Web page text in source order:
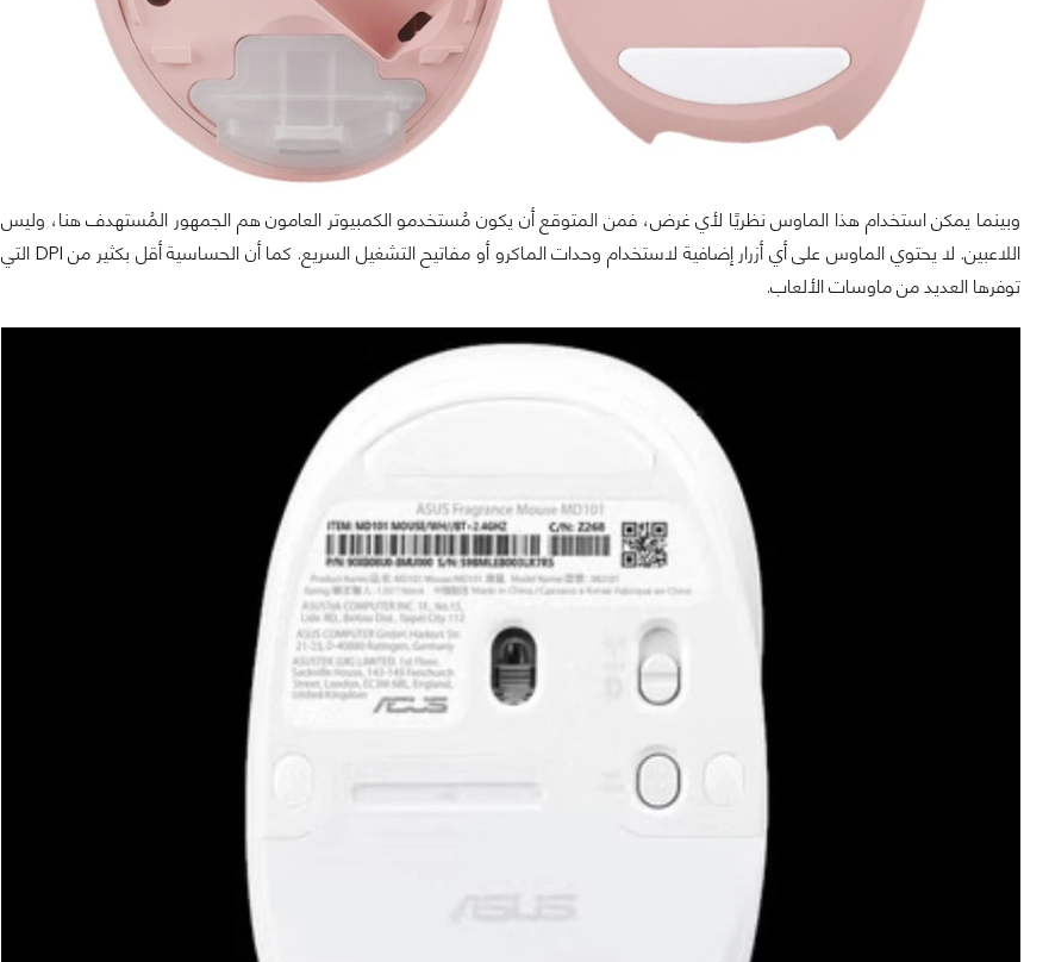
وبينما يمكن استخدام هذا الماوس نظريًا لأي غرض، فمن المتوقع أن يكون مُستخدمو الكمبيوتر العامون هم الجمهور المُستهدف هنا، وليس
اللاعبين. لا يحتوي الماوس على أي أزرار إضافية لاستخدام وحدات الماكرو أو مفاتيح التشغيل السريع. كما أن الحساسية أقل بكثير من DPI التي
توفرها العديد من ماوسات الألعاب.